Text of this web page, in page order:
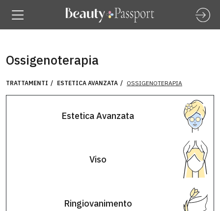
Ossigenoterapia
TRATTAMENTI ESTETICA AVANZATA OSSIGENOTERAPIA
Estetica Avanzata
Viso
Ringiovanimento